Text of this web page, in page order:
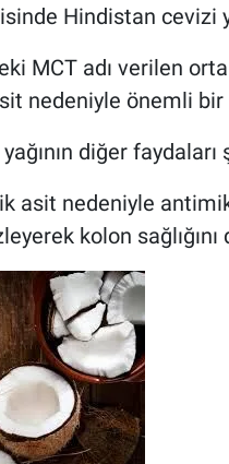
Hindistan cevizi
MCT adı verilen
nedeniyle önemli bir
diğer faydaları
asit nedeniyle
kolon